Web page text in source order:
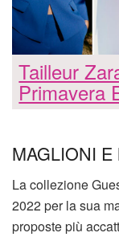
Tailleur
Primavera
MAGLIONI E
La collezione
2022 per la sua
proposte più